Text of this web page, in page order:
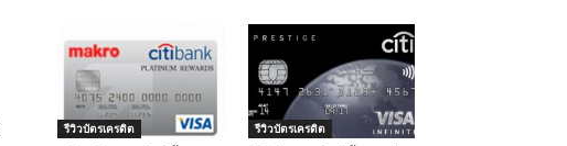
รีวิวบัตรเครดิต รีวิวบัตรเครดิต